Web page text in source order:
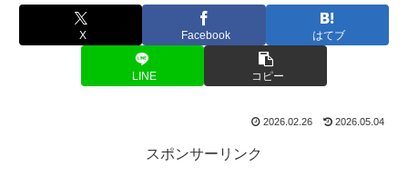
X Facebook はてブ
LINE コピー
2026.02.26 2026.05.04
スポンサーリンク